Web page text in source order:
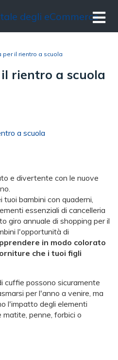
per il rientro a scuola
rientro a scuola
e divertente con le nuove
tuoi bambini con quaderni,
essenziali di cancelleria
giro annuale di shopping per il
l'opportunità di
in modo colorato
che i tuoi figli
cuffie possono sicuramente
per l'anno a venire, ma
l'impatto degli elementi
matite, penne, forbici o